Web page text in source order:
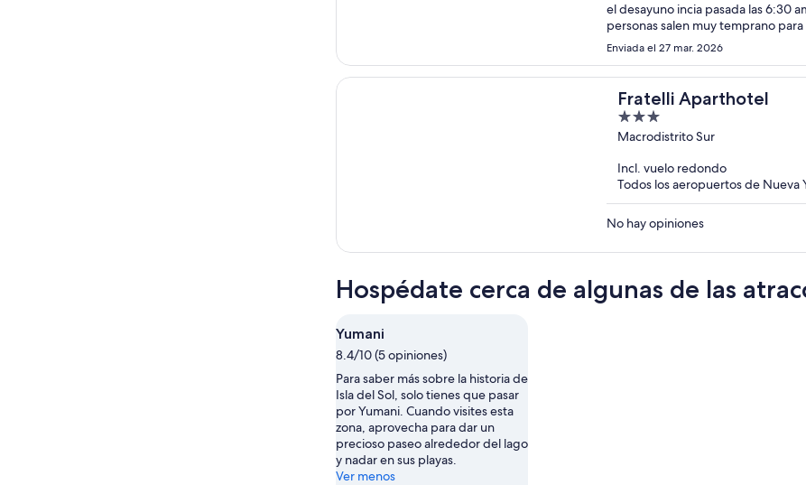
el desayuno incia pasada las 6:30
personas salen muy temprano
Enviada el 27 mar. 2026
Fratelli Aparthotel
3
out
5
Macrodistrito Sur
Incl. vuelo redondo
Todos los aeropuertos de Nueva
No hay opiniones
Hospédate cerca de algunas de las
Yumani
8.4/10 (5 opiniones)
Para saber más sobre la historia de
Isla del Sol, solo tienes que pasar
por Yumani. Cuando visites esta
zona, aprovecha para dar un
precioso paseo alrededor del lago
y nadar en sus playas.
Ver menos